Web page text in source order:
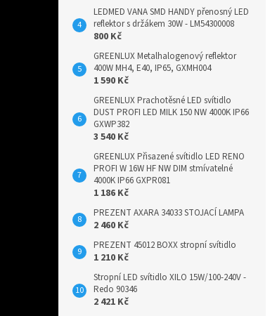
LEDMED VANA SMD HANDY přenosný LED
reflektor s držákem 30W - LM54300008
800 Kč
GREENLUX Metalhalogenový reflektor
400W MH4, E40, IP65, GXMH004
1 590 Kč
GREENLUX Prachotěsné LED svítidlo
DUST PROFI LED MILK 150 NW 4000K IP66
GXWP382
3 540 Kč
GREENLUX Přisazené svítidlo LED RENO
PROFI W 16W HF NW DIM stmívatelné
4000K IP66 GXPR081
1 186 Kč
PREZENT AXARA 34033 STOJACÍ LAMPA
2 460 Kč
PREZENT 45012 BOXX stropní svítidlo
1 210 Kč
Stropní LED svítidlo XILO 15W/100-240V -
Redo 90346
2 421 Kč